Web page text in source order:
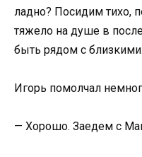
ладно? Посидим тихо,
тяжело на душе в
быть рядом с близкими.
Игорь помолчал
— Хорошо. Заедем с